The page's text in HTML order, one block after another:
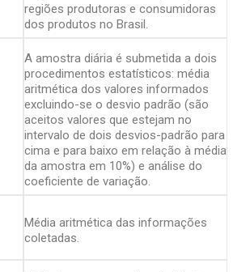
regiões produtoras e consumidoras
dos produtos no Brasil.
A amostra diária é submetida a dois
procedimentos estatísticos: média
aritmética dos valores informados
excluindo-se o desvio padrão (são
aceitos valores que estejam no
intervalo de dois desvios-padrão para
cima e para baixo em relação à média
da amostra em 10%) e análise do
coeficiente de variação.
Média aritmética das informações
coletadas.